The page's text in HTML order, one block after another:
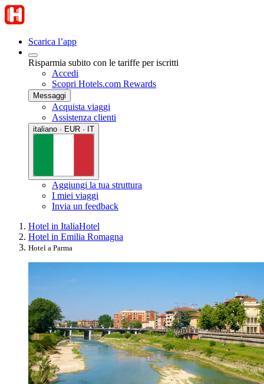
Scarica l’app
Risparmia subito con le tariffe per iscritti
Accedi
Scopri Hotels.com Rewards
Messaggi
Acquista viaggi
Assistenza clienti
italiano · EUR · IT
Aggiungi la tua struttura
I miei viaggi
Invia un feedback
Hotel in ItaliaHotel
Hotel in Emilia Romagna
Hotel a Parma